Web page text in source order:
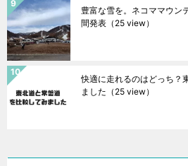
豊富な雪を。ネコママウン
間発表 （25 view）
快適に走れるのはどっち？
ました （25 view）